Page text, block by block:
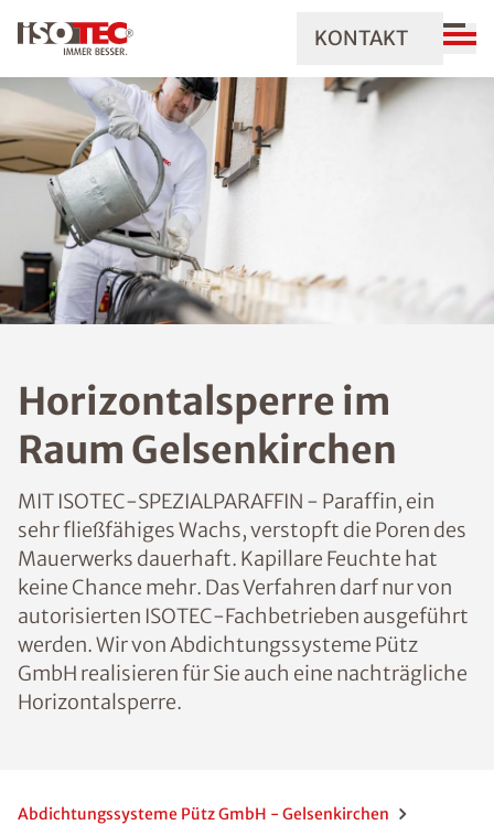
KONTAKT
Horizontalsperre im
Raum Gelsenkirchen
MIT ISOTEC-SPEZIALPARAFFIN - Paraffin, ein
sehr fließfähiges Wachs, verstopft die Poren des
Mauerwerks dauerhaft. Kapillare Feuchte hat
keine Chance mehr. Das Verfahren darf nur von
autorisierten ISOTEC-Fachbetrieben ausgeführt
werden. Wir von Abdichtungssysteme Pütz
GmbH realisieren für Sie auch eine nachträgliche
Horizontalsperre.
Abdichtungssysteme Pütz GmbH - Gelsenkirchen